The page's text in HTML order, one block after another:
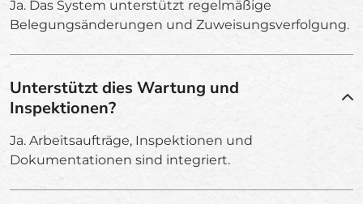
Ja. Das System unterstützt regelmäßige
Belegungsänderungen und Zuweisungsverfolgung.
Unterstützt dies Wartung und
Inspektionen?
Ja. Arbeitsaufträge, Inspektionen und
Dokumentationen sind integriert.